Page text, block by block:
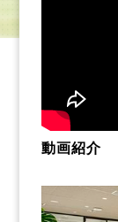
動画紹介